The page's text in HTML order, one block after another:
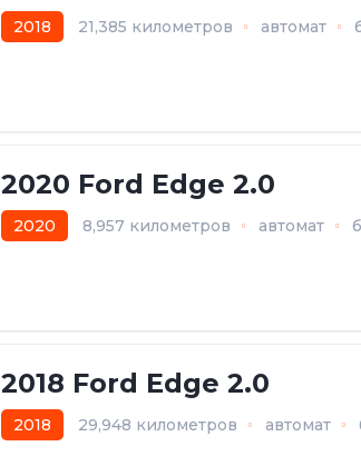
2018 21,385 километров автомат
2020 Ford Edge 2.0
2020 8,957 километров автомат
2018 Ford Edge 2.0
2018 29,948 километров автомат